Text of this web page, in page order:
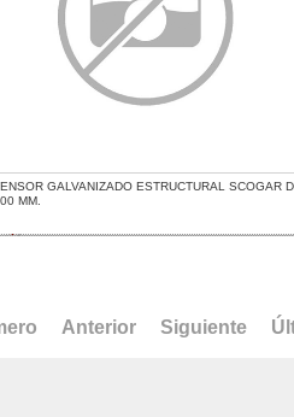
GALVANIZADO ESTRUCTURAL SCOGAR
MM.
Anterior Siguiente